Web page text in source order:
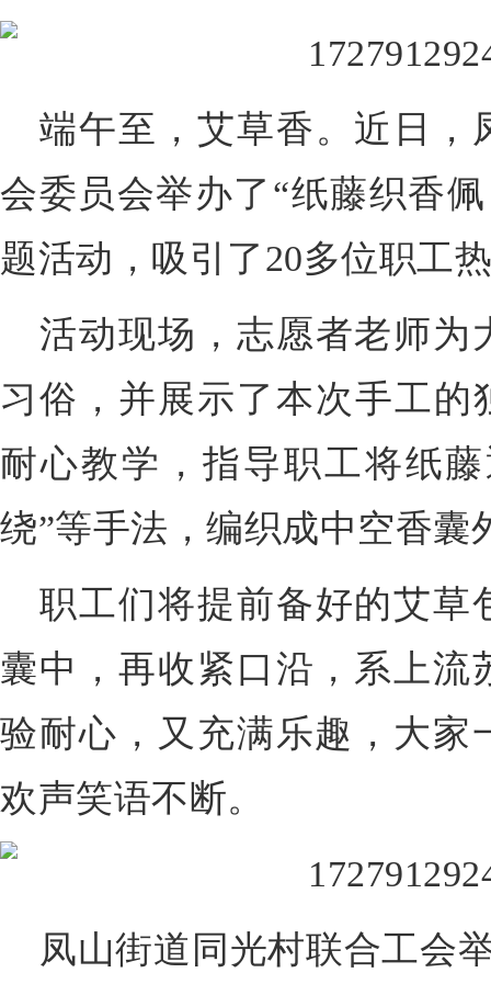
端午至，艾草香。近日，
会委员会举办了“纸藤织香
题活动，吸引了20多位职工
活动现场，志愿者老师为
习俗，并展示了本次手工
耐心教学，指导职工将纸
绕”等手法，编织成中空香囊
职工们将提前备好的艾草
囊中，再收紧口沿，系上流
验耐心，又充满乐趣，大家
欢声笑语不断。
凤山街道同光村联合工会